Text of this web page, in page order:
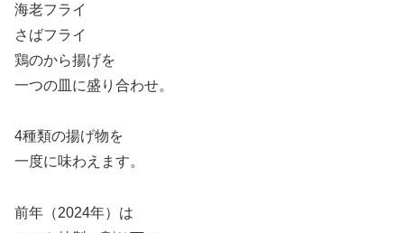
海老フライ
さばフライ
鶏のから揚げを
一つの皿に盛り合わせ。
4種類の揚げ物を
一度に味わえます。
前年（2024年）は